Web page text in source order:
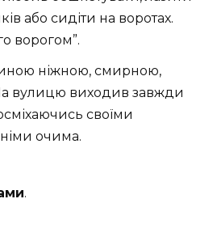
або сидіти на воротах.
ворогом”.
ніжною, смирною,
вулицю виходив завжди
своїми
очима.
.